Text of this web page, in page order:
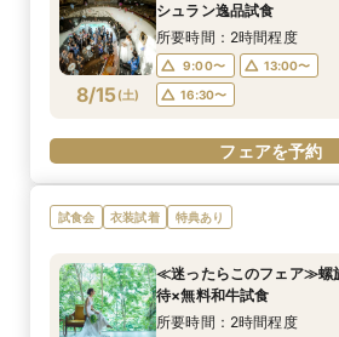
8/15(土)
シュラン逸品試食
所要時間：2時間程度
9:00〜
13:00〜
16:30〜
フェアを予約
試食会 衣装試着 特典あり
≪迷ったらこのフェア≫螺
待×無料和牛試食
所要時間：2時間程度